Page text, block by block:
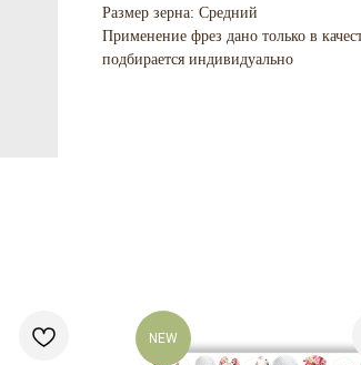
Размер зерна: Средний
Применение фрез дано только в
подбирается индивидуально
NEW